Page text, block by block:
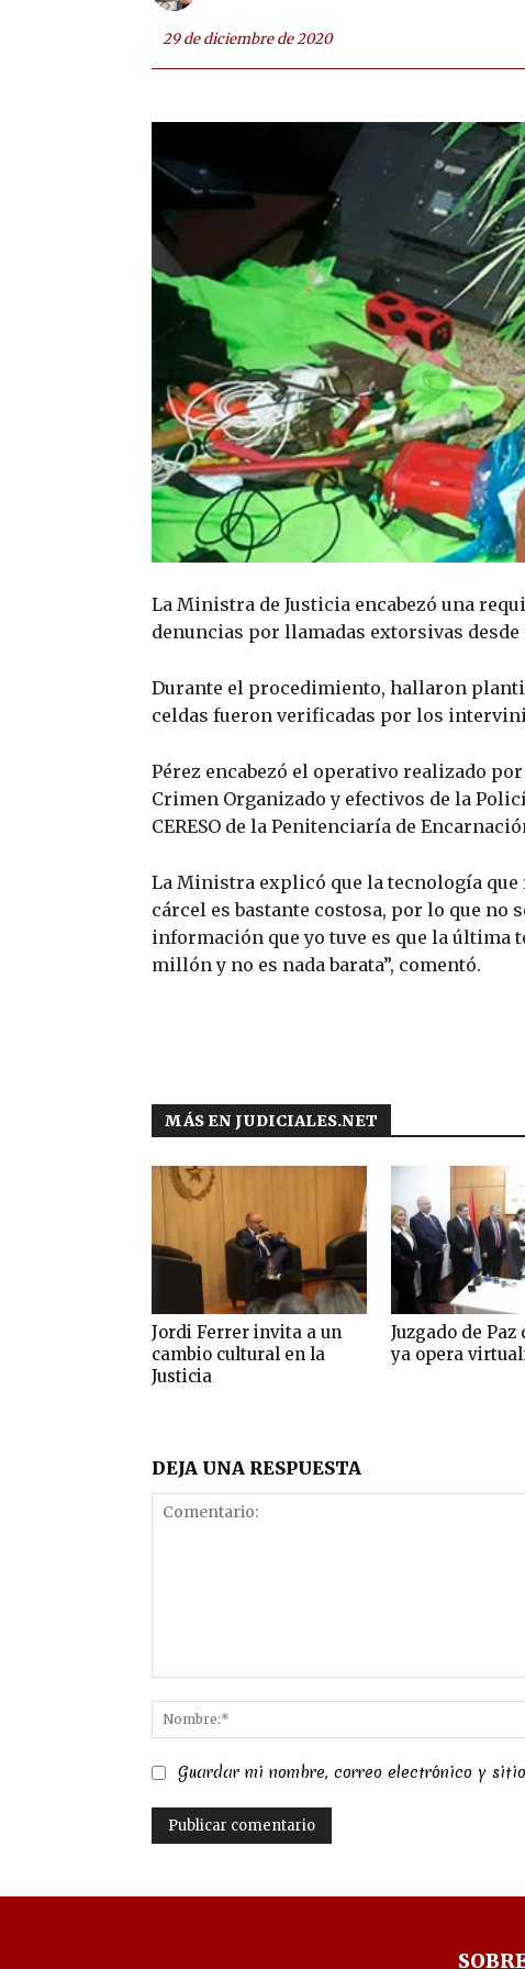
29 de diciembre de 2020
La Ministra de Justicia encabezó una
denuncias por llamadas extorsivas desde
Durante el procedimiento, hallaron
celdas fueron verificadas por los
Pérez encabezó el operativo realizado
Crimen Organizado y efectivos de la
CERESO de la Penitenciaría de
La Ministra explicó que la tecnología
cárcel es bastante costosa, por lo que no
información que yo tuve es que la última
millón y no es nada barata”, comentó.
MÁS EN JUDICIALES.NET
Jordi Ferrer invita a un
cambio cultural en la
Justicia
Juzgado de Paz
ya opera
DEJA UNA RESPUESTA
Guardar mi nombre, correo electrónico y